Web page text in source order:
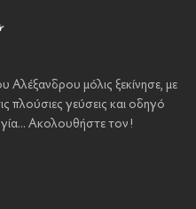
Αλέξανδρου μόλις ξεκίνησε, με
πλούσιες γεύσεις και οδηγό
Ακολουθήστε τον!